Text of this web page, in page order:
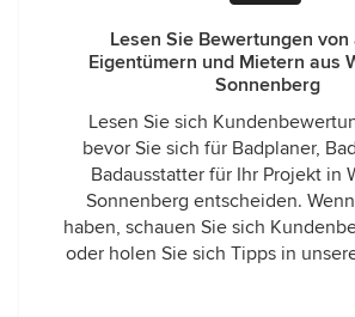
Lesen Sie Bewertungen von
Eigentümern und Mietern aus
Sonnenberg
Lesen Sie sich
bevor Sie sich für Badplaner,
Badausstatter für Ihr Projekt in
Sonnenberg entscheiden.
haben, schauen Sie sich
oder holen Sie sich Tipps in